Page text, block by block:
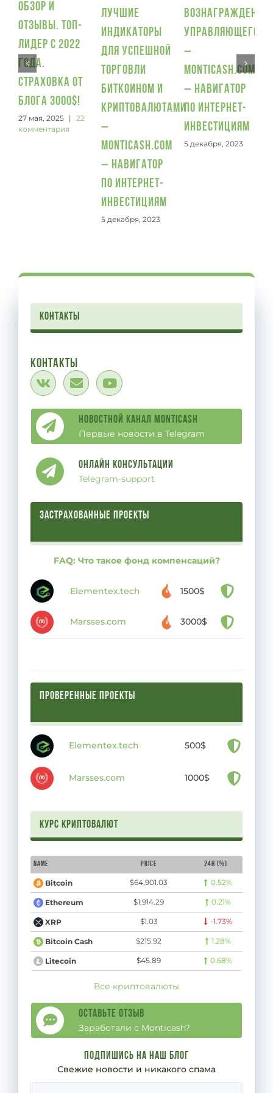
обзор и
отзывы. Топ-
лидер с 2022
года.
Страховка от
блога 3000$!
27 мая, 2025 | 22
комментария
Лучшие
индикаторы
для успешной
торговли
биткоином и
криптовалютами
–
Monticash.com
– Навигатор
по интернет-
инвестициям
5 декабря, 2023
Вознаграждение
управляющего
–
Monticash.com
– Навигатор
по интернет-
инвестициям
5 декабря, 2023
контакты
Контакты
Новостной канал Monticash
Первые новости в Telegram
Онлайн Консультации
Telegram-support
ЗАСТРАХОВАННЫЕ ПРОЕКТЫ
FAQ: Что такое фонд компенсаций?
Elementex.tech 1500$
Marsses.com 3000$
ПРОВЕРЕННЫЕ ПРОЕКТЫ
Elementex.tech 500$
Marsses.com 1000$
Курс криптовалют
Name Price 24H (%)
Bitcoin $64,901.03 0.52%
Ethereum $1,914.29 0.21%
XRP $1.03 -1.73%
Bitcoin Cash $215.92 1.28%
Litecoin $45.89 0.68%
Все криптовалюты
Оставьте отзыв
Заработали с Monticash?
Подпишись на наш блог
Свежие новости и никакого спама